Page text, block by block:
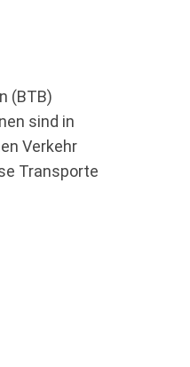
(BTB)
sind in
Verkehr
Transporte